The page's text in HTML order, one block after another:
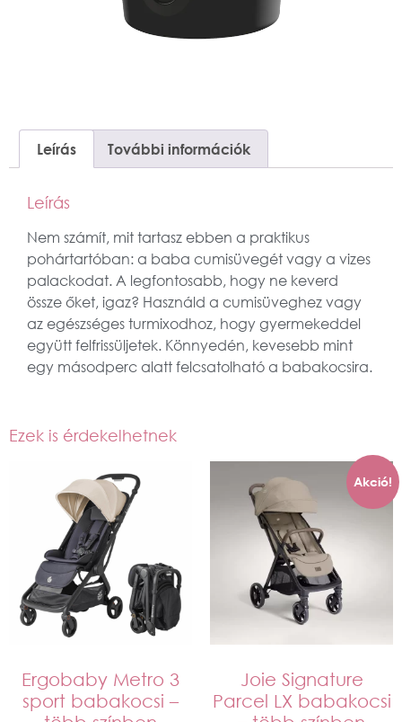
Leírás További információk
Leírás
Nem számít, mit tartasz ebben a praktikus
pohártartóban: a baba cumisüvegét vagy a vizes
palackodat. A legfontosabb, hogy ne keverd
össze őket, igaz? Használd a cumisüveghez vagy
az egészséges turmixodhoz, hogy gyermekeddel
együtt felfrissüljetek. Könnyedén, kevesebb mint
egy másodperc alatt felcsatolható a babakocsira.
Ezek is érdekelhetnek
Ergobaby Metro 3
sport babakocsi –
Akció!
Joie Signature
Parcel LX babakocsi